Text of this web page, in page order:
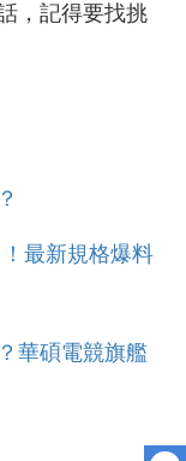
，記得要找挑
最新規格爆料
華碩電競旗艦